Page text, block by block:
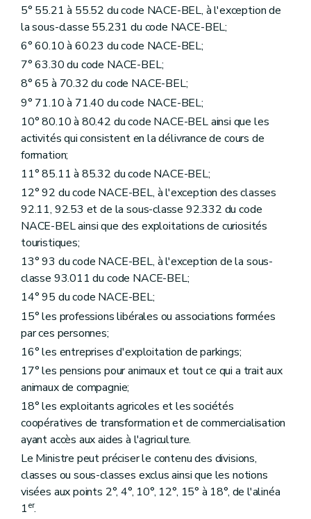
5° 55.21 à 55.52 du code NACE-BEL, à l'exception de
la sous-classe 55.231 du code NACE-BEL;
6° 60.10 à 60.23 du code NACE-BEL;
7° 63.30 du code NACE-BEL;
8° 65 à 70.32 du code NACE-BEL;
9° 71.10 à 71.40 du code NACE-BEL;
10° 80.10 à 80.42 du code NACE-BEL ainsi que les
activités qui consistent en la délivrance de cours de
formation;
11° 85.11 à 85.32 du code NACE-BEL;
12° 92 du code NACE-BEL, à l'exception des classes
92.11, 92.53 et de la sous-classe 92.332 du code
NACE-BEL ainsi que des exploitations de curiosités
touristiques;
13° 93 du code NACE-BEL, à l'exception de la sous-
classe 93.011 du code NACE-BEL;
14° 95 du code NACE-BEL;
15° les professions libérales ou associations formées
par ces personnes;
16° les entreprises d'exploitation de parkings;
17° les pensions pour animaux et tout ce qui a trait aux
animaux de compagnie;
18° les exploitants agricoles et les sociétés
coopératives de transformation et de commercialisation
ayant accès aux aides à l'agriculture.
Le Ministre peut préciser le contenu des divisions,
classes ou sous-classes exclus ainsi que les notions
visées aux points 2°, 4°, 10°, 12°, 15° à 18°, de l'alinéa
1er.